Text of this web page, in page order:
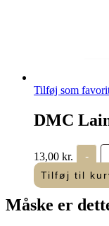
Tilføj som
DMC
13,00 kr. -
-
-
Tilføj til
Måske er